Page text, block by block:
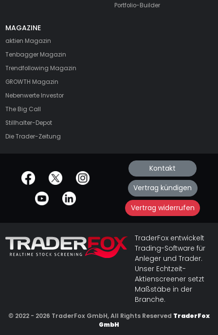
Portfolio-Builder
MAGAZINE
aktien Magazin
Tenbagger Magazin
Trendfollowing Magazin
GROWTH Magazin
Nebenwerte Investor
The Big Call
Stillhalter-Depot
Die Trader-Zeitung
offizielle Social Media-Accounts Kontakt
Vertrag kündigen
Vertrag widerrufen
TraderFox entwickelt
Trading-Software für
Anleger und Trader.
Unser Echtzeit-
Aktienscreener setzt
Maßstäbe in der
Branche.
© 2022 - 2026 TraderFox GmbH, All Rights Reserved TraderFox
GmbH